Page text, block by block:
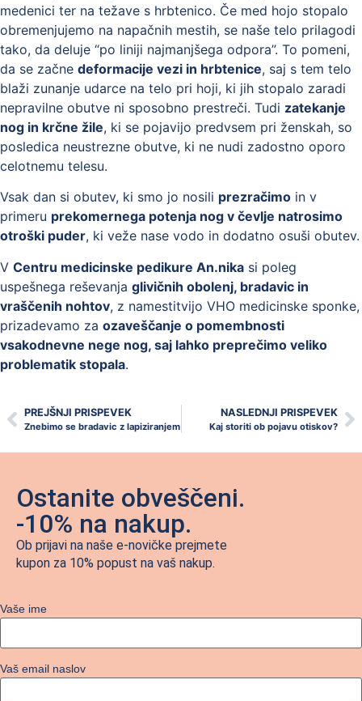
medenici ter na težave s hrbtenico. Če med hojo stopalo
obremenjujemo na napačnih mestih, se naše telo prilagodi
tako, da deluje “po liniji najmanjšega odpora”. To pomeni,
da se začne deformacije vezi in hrbtenice, saj s tem telo
blaži zunanje udarce na telo pri hoji, ki jih stopalo zaradi
nepravilne obutve ni sposobno prestreči. Tudi zatekanje
nog in krčne žile, ki se pojavijo predvsem pri ženskah, so
posledica neustrezne obutve, ki ne nudi zadostno oporo
celotnemu telesu.
Vsak dan si obutev, ki smo jo nosili prezračimo in v
primeru prekomernega potenja nog v čevlje natrosimo
otroški puder, ki veže nase vodo in dodatno osuši obutev.
V Centru medicinske pedikure An.nika si poleg
uspešnega reševanja glivičnih obolenj, bradavic in
vraščenih nohtov, z namestitvijo VHO medicinske sponke,
prizadevamo za ozaveščanje o pomembnosti
vsakodnevne nege nog, saj lahko preprečimo veliko
problematik stopala.
PREJŠNJI PRISPEVEK
Znebimo se bradavic z lapiziranjem
NASLEDNJI PRISPEVEK
Kaj storiti ob pojavu otiskov?
Ostanite obveščeni.
-10% na nakup.
Ob prijavi na naše e-novičke prejmete
kupon za 10% popust na vaš nakup.
Vaše ime
Vaš email naslov